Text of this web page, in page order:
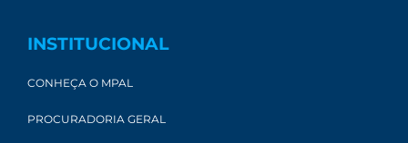
INSTITUCIONAL
CONHEÇA O MPAL
PROCURADORIA GERAL